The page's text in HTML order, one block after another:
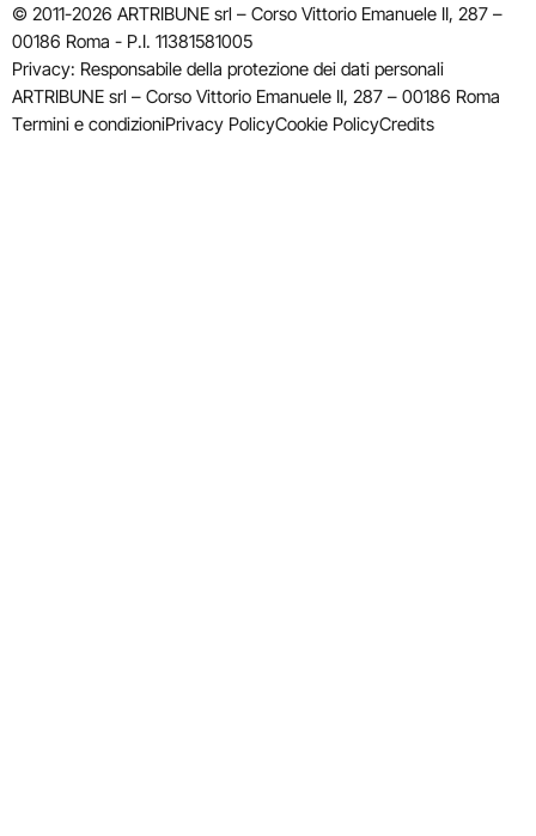
© 2011-2026 ARTRIBUNE srl – Corso Vittorio Emanuele II, 287 –
00186 Roma - P.I. 11381581005
Privacy: Responsabile della protezione dei dati personali
ARTRIBUNE srl – Corso Vittorio Emanuele II, 287 – 00186 Roma
Termini e condizioniPrivacy PolicyCookie PolicyCredits